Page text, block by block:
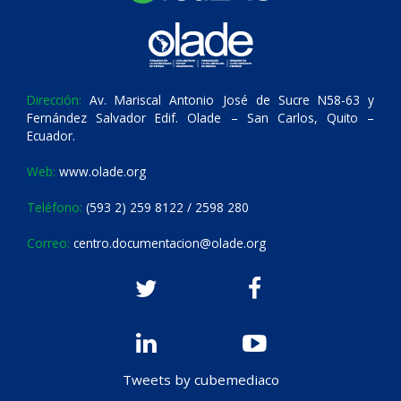
Dirección: Av. Mariscal Antonio José de Sucre N58-63 y
Fernández Salvador Edif. Olade – San Carlos, Quito –
Ecuador.
Web: www.olade.org
Teléfono: (593 2) 259 8122 / 2598 280
Correo: centro.documentacion@olade.org
Tweets by cubemediaco